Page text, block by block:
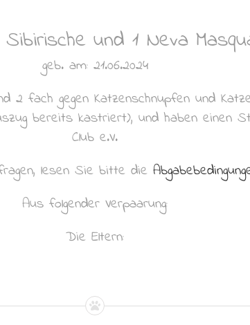
und 1 Neva
geb. am: 21.06.2024
2 fach gegen Katzenschnupfen und
bereits kastriert), und haben einen
Club e.V.
lesen Sie bitte die
Aus folgender Verpaarung:
Die Eltern: